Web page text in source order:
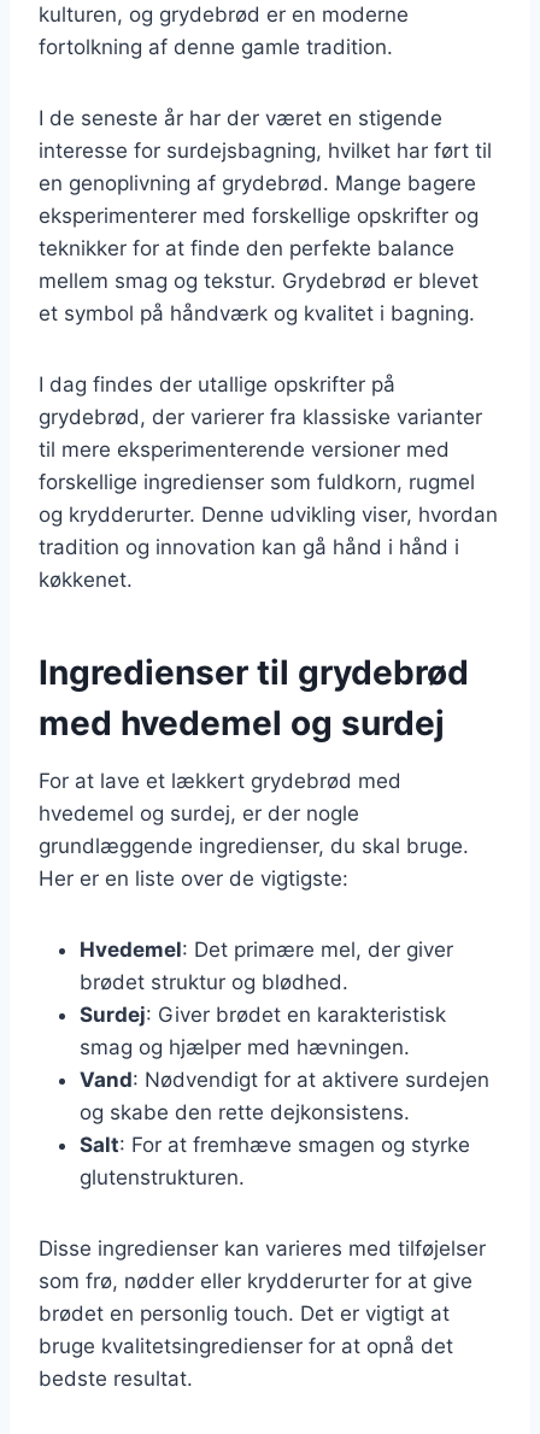
kulturen, og grydebrød er en moderne
fortolkning af denne gamle tradition.
I de seneste år har der været en stigende
interesse for surdejsbagning, hvilket har ført til
en genoplivning af grydebrød. Mange bagere
eksperimenterer med forskellige opskrifter og
teknikker for at finde den perfekte balance
mellem smag og tekstur. Grydebrød er blevet
et symbol på håndværk og kvalitet i bagning.
I dag findes der utallige opskrifter på
grydebrød, der varierer fra klassiske varianter
til mere eksperimenterende versioner med
forskellige ingredienser som fuldkorn, rugmel
og krydderurter. Denne udvikling viser, hvordan
tradition og innovation kan gå hånd i hånd i
køkkenet.
Ingredienser til grydebrød
med hvedemel og surdej
For at lave et lækkert grydebrød med
hvedemel og surdej, er der nogle
grundlæggende ingredienser, du skal bruge.
Her er en liste over de vigtigste:
Hvedemel: Det primære mel, der giver
brødet struktur og blødhed.
Surdej: Giver brødet en karakteristisk
smag og hjælper med hævningen.
Vand: Nødvendigt for at aktivere surdejen
og skabe den rette dejkonsistens.
Salt: For at fremhæve smagen og styrke
glutenstrukturen.
Disse ingredienser kan varieres med tilføjelser
som frø, nødder eller krydderurter for at give
brødet en personlig touch. Det er vigtigt at
bruge kvalitetsingredienser for at opnå det
bedste resultat.